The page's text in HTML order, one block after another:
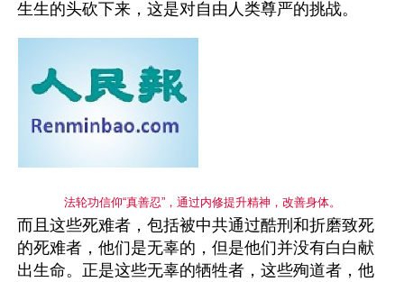
生生的头砍下来，这是对自由人类尊严的挑战。
法轮功信仰“真善忍”，通过内修提升精神，改善身体。
而且这些死难者，包括被中共通过酷刑和折磨致死
的死难者，他们是无辜的，但是他们并没有白白献
出生命。正是这些无辜的牺牲者，这些殉道者，他